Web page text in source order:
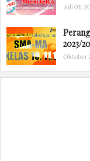
Juli 01,
2023/
Oktober